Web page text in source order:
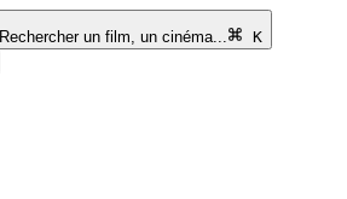
Rechercher un film, un cinéma...
K